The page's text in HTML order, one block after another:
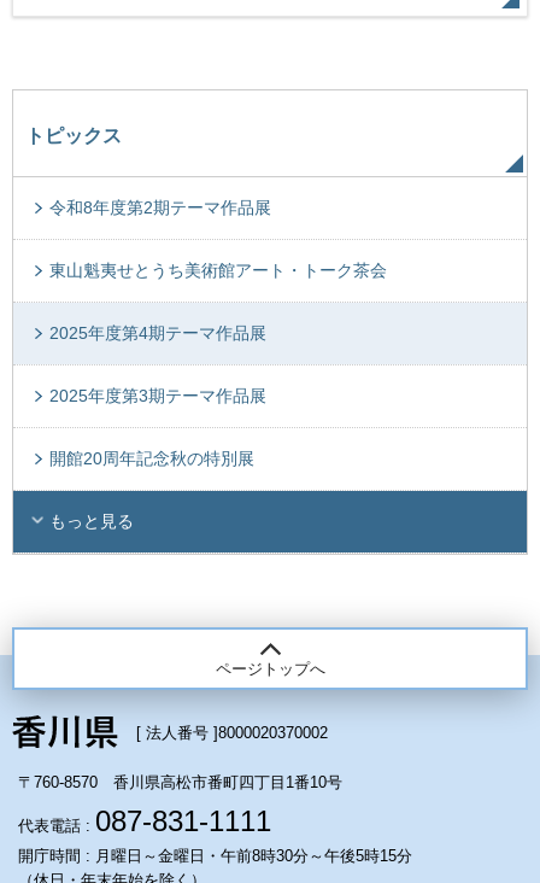
トピックス
令和8年度第2期テーマ作品展
東山魁夷せとうち美術館アート・トーク茶会
2025年度第4期テーマ作品展
2025年度第3期テーマ作品展
開館20周年記念秋の特別展
もっと見る
ページトップへ
[ 法人番号 ]8000020370002
〒760-8570 香川県高松市番町四丁目1番10号
代表電話 : 087-831-1111
開庁時間 : 月曜日～金曜日・午前8時30分～午後5時15分